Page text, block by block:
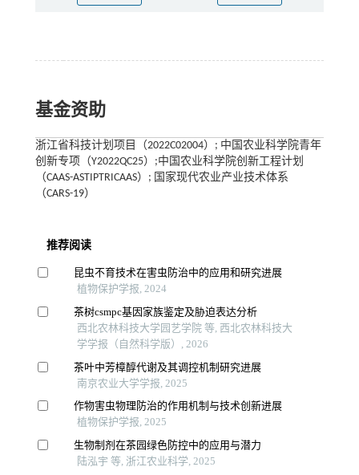
基金资助
浙江省科技计划项目（2022C02004）; 中国农业科学院青年
创新专项（Y2022QC25）;中国农业科学院创新工程计划
（CAAS-ASTIPTRICAAS）; 国家现代农业产业技术体系
（CARS-19）